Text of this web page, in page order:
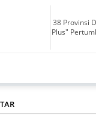
38 Provinsi
Plus"